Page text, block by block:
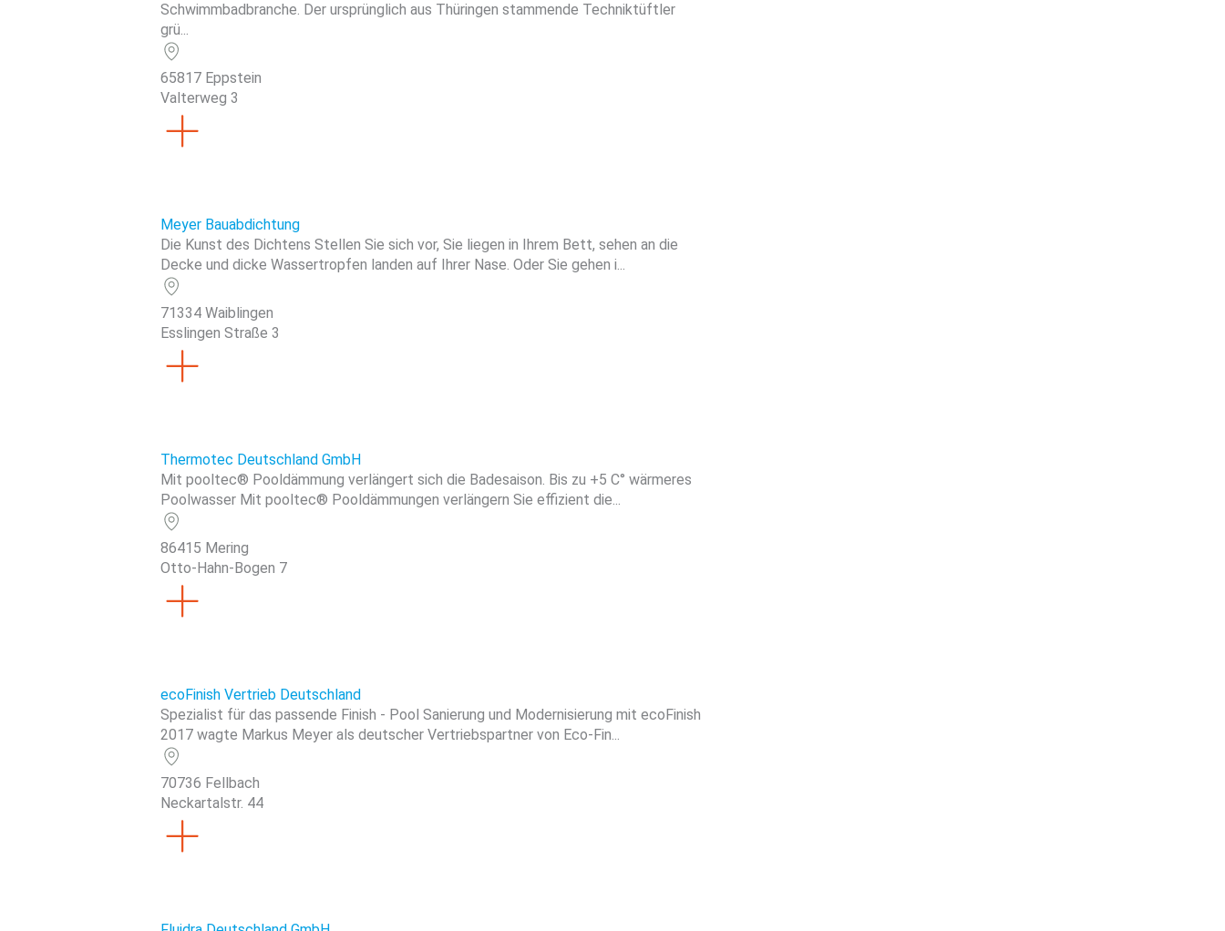
Schwimmbadbranche. Der ursprünglich aus Thüringen stammende Techniktüftler
grü...
65817 Eppstein
Valterweg 3
Meyer Bauabdichtung
Die Kunst des Dichtens Stellen Sie sich vor, Sie liegen in Ihrem Bett, sehen an die
Decke und dicke Wassertropfen landen auf Ihrer Nase. Oder Sie gehen i...
71334 Waiblingen
Esslingen Straße 3
Thermotec Deutschland GmbH
Mit pooltec® Pooldämmung verlängert sich die Badesaison. Bis zu +5 C° wärmeres
Poolwasser Mit pooltec® Pooldämmungen verlängern Sie effizient die...
86415 Mering
Otto-Hahn-Bogen 7
ecoFinish Vertrieb Deutschland
Spezialist für das passende Finish - Pool Sanierung und Modernisierung mit ecoFinish
2017 wagte Markus Meyer als deutscher Vertriebspartner von Eco-Fin...
70736 Fellbach
Neckartalstr. 44